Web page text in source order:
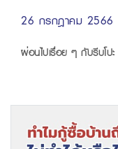
26 กรกฎาคม 2566